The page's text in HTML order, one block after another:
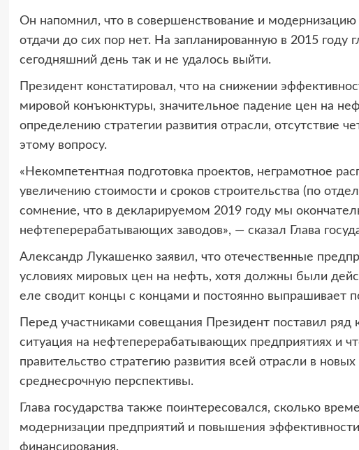
Он напомнил, что в совершенствование и
отдачи до сих пор нет. На запланированную в 2015 году
сегодняшний день так и не удалось выйти.
Президент констатировал, что на снижении
мировой конъюнктуры, значительное падение цен на
определению стратегии развития отрасли, отсутствие
этому вопросу.
«Некомпетентная подготовка проектов, неграмотное
увеличению стоимости и сроков строительства (по
сомнение, что в декларируемом 2019 году мы
нефтеперерабатывающих заводов», — сказал Глава
Александр Лукашенко заявил, что отечественные
условиях мировых цен на нефть, хотя должны были
еле сводит концы с концами и постоянно выпрашивает
Перед участниками совещания Президент поставил ряд
ситуация на нефтеперерабатывающих предприятиях и
правительство стратегию развития всей отрасли в
среднесрочную перспективы.
Глава государства также поинтересовался, сколько
модернизации предприятий и повышения
финансирования.